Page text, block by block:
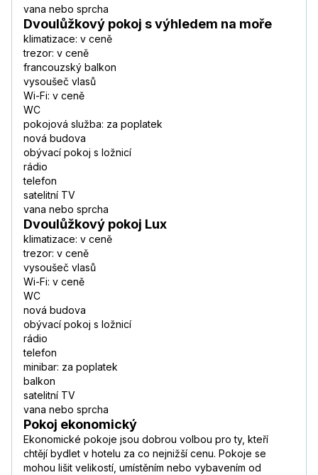
vana nebo sprcha
Dvoulůžkový pokoj s výhledem na moře
klimatizace: v ceně
trezor: v ceně
francouzský balkon
vysoušeč vlasů
Wi-Fi: v ceně
WC
pokojová služba: za poplatek
nová budova
obývací pokoj s ložnicí
rádio
telefon
satelitní TV
vana nebo sprcha
Dvoulůžkový pokoj Lux
klimatizace: v ceně
trezor: v ceně
vysoušeč vlasů
Wi-Fi: v ceně
WC
nová budova
obývací pokoj s ložnicí
rádio
telefon
minibar: za poplatek
balkon
satelitní TV
vana nebo sprcha
Pokoj ekonomický
Ekonomické pokoje jsou dobrou volbou pro ty, kteří
chtějí bydlet v hotelu za co nejnižší cenu. Pokoje se
mohou lišit velikostí, umístěním nebo vybavením od